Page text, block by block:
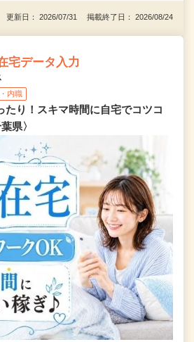
更新日： 2026/07/31 掲載終了日： 2026/08/24
宅データ入力
内職
たり！スキマ時間に自宅でコツコ
県〉